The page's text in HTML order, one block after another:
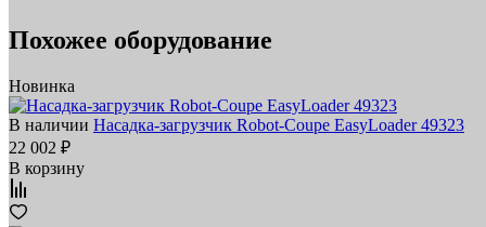
Похожее оборудование
Новинка
В наличии Насадка-загрузчик Robot-Coupe EasyLoader 49323
22 002 ₽
В корзину